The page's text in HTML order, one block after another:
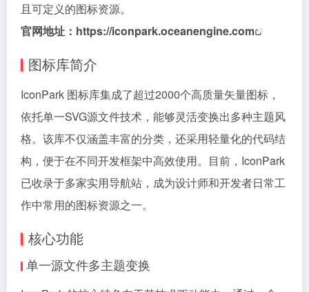
且可定义的图标资源。
官网地址： https://iconpark.oceanengine.com
图标库简介
IconPark 图标库集成了超过2000个高质量矢量图标，
依托单一SVG源文件技术，能够灵活变换出多种主题风
格。该库不仅涵盖丰富的分类，还采用轻量化的代码结
构，便于在不同开发框架中高效使用。目前，IconPark
已收录于多家实用导航站，成为设计师和开发者日常工
作中常用的图标资源之一。
核心功能
单一源文件多主题变换